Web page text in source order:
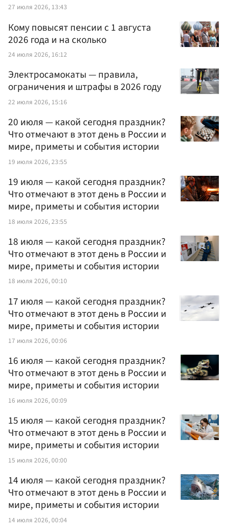
27 июля 2026, 13:43
Кому повысят пенсии с 1 августа
2026 года и на сколько
24 июля 2026, 16:12
Электросамокаты — правила,
ограничения и штрафы в 2026 году
22 июля 2026, 15:16
20 июля — какой сегодня праздник?
Что отмечают в этот день в России и
мире, приметы и события истории
19 июля 2026, 23:55
19 июля — какой сегодня праздник?
Что отмечают в этот день в России и
мире, приметы и события истории
18 июля 2026, 23:55
18 июля — какой сегодня праздник?
Что отмечают в этот день в России и
мире, приметы и события истории
18 июля 2026, 00:10
17 июля — какой сегодня праздник?
Что отмечают в этот день в России и
мире, приметы и события истории
17 июля 2026, 00:06
16 июля — какой сегодня праздник?
Что отмечают в этот день в России и
мире, приметы и события истории
16 июля 2026, 00:09
15 июля — какой сегодня праздник?
Что отмечают в этот день в России и
мире, приметы и события истории
15 июля 2026, 00:00
14 июля — какой сегодня праздник?
Что отмечают в этот день в России и
мире, приметы и события истории
14 июля 2026, 00:04